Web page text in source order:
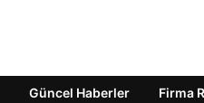
Güncel Haberler Firma